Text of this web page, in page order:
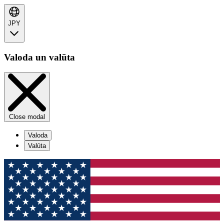
JPY
Valoda un valūta
Close modal
Valoda
Valūta